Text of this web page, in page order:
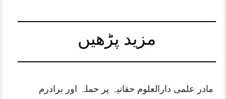
مزید پڑھیں
مادر علمی دارالعلوم حقانیہ پر حملہ اور برادرم